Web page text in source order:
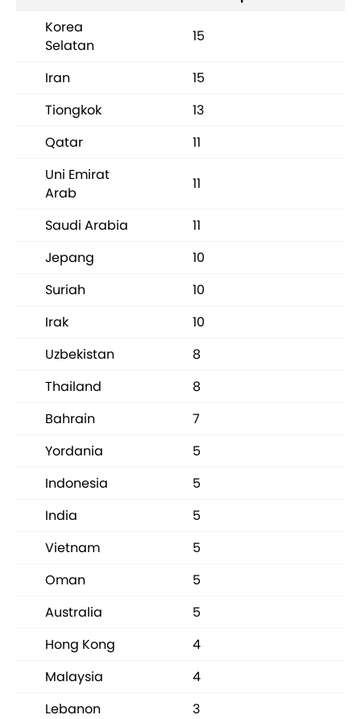
Korea
Selatan
15
Iran
15
Tiongkok
13
Qatar
11
Uni Emirat
Arab
11
Saudi Arabia
11
Jepang
10
Suriah
10
Irak
10
Uzbekistan
8
Thailand
8
Bahrain
7
Yordania
5
Indonesia
5
India
5
Vietnam
5
Oman
5
Australia
5
Hong Kong
4
Malaysia
4
Lebanon
3